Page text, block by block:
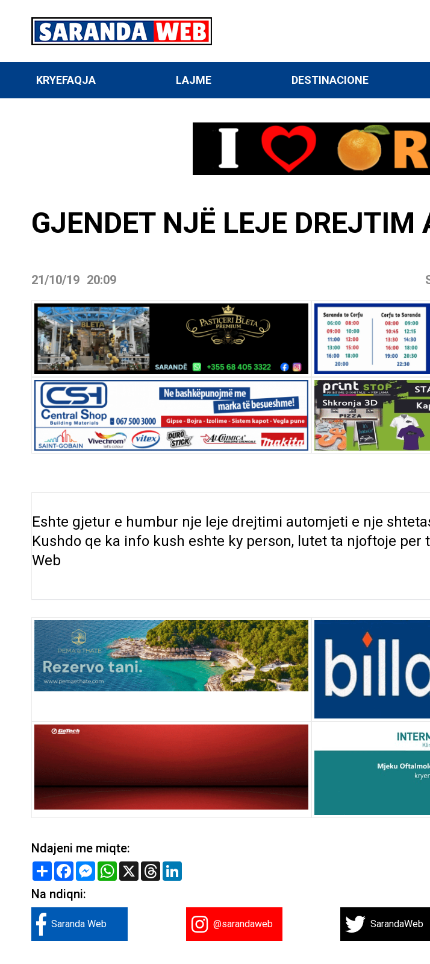
KRYEFAQJA LAJME DESTINACIONE
GJENDET NJË LEJE
21/10/19 20:09
Eshte gjetur e humbur nje leje drejtimi automjeti e nje
Kushdo qe ka info kush eshte ky person, lutet ta njoftoje per
Web
Ndajeni me miqte:
Share FacebookMessenger
WhatsApp
X Threads
Na ndiqni:
Saranda Web @sarandaweb SarandaWeb